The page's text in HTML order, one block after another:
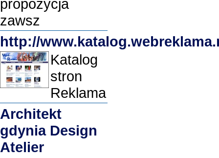
propozycja
zawsz
http://
Katalog
stron
Reklama
Architekt
gdynia Design
Atelier